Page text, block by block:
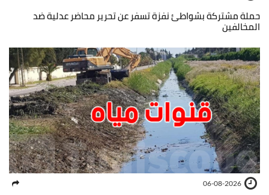
حملة مشتركة بشواطئ نفزة تسفر عن تحرير محاضر عدلية ضد
المخالفين
06-08-2026